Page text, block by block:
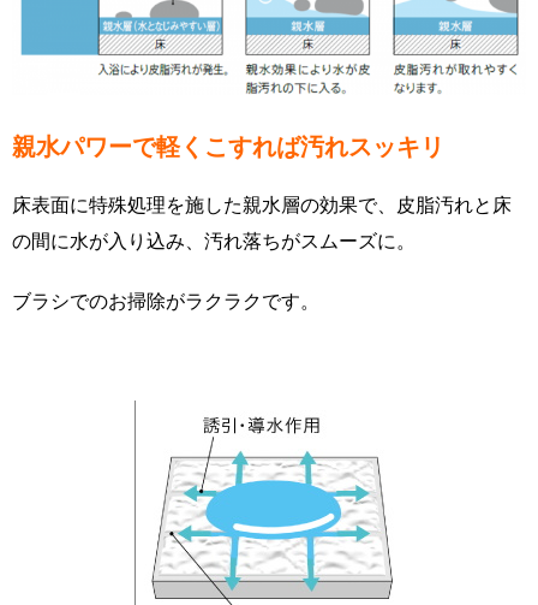
親水パワーで軽くこすれば汚れスッキリ
床表面に特殊処理を施した親水層の効果で、皮脂汚れと床
の間に水が入り込み、汚れ落ちがスムーズに。
ブラシでのお掃除がラクラクです。